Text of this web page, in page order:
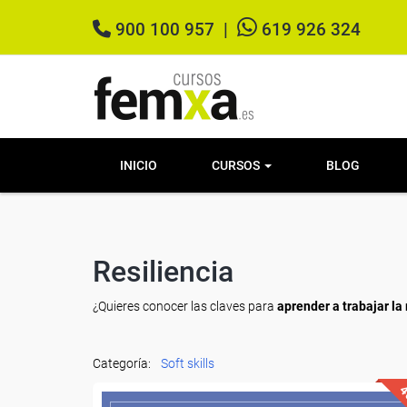
900 100 957 619 926 324
INICIO CURSOS BLOG
Resiliencia
¿Quieres conocer las claves para aprender a trabajar la
Categoría: Soft skills